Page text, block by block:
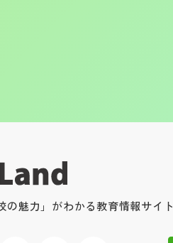
の魅力」がわかる教育情報サイト